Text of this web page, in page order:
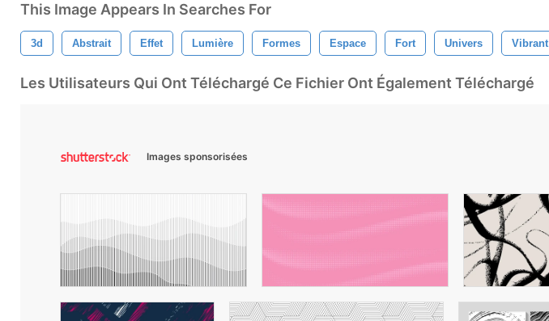
This Image Appears In Searches For
3d Abstrait Effet Lumière Formes Espace Fort Univers Vibrant
Les Utilisateurs Qui Ont Téléchargé Ce Fichier Ont Également Téléchargé
Images sponsorisées